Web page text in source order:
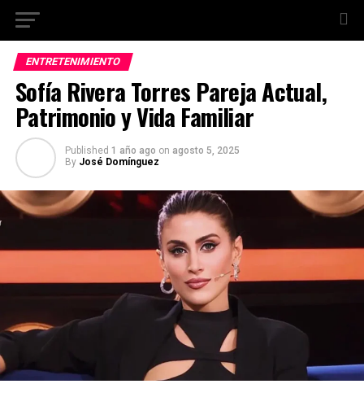
ENTRETENIMIENTO
Sofía Rivera Torres Pareja Actual,
Patrimonio y Vida Familiar
Published 1 año ago on agosto 5, 2025
By José Domínguez